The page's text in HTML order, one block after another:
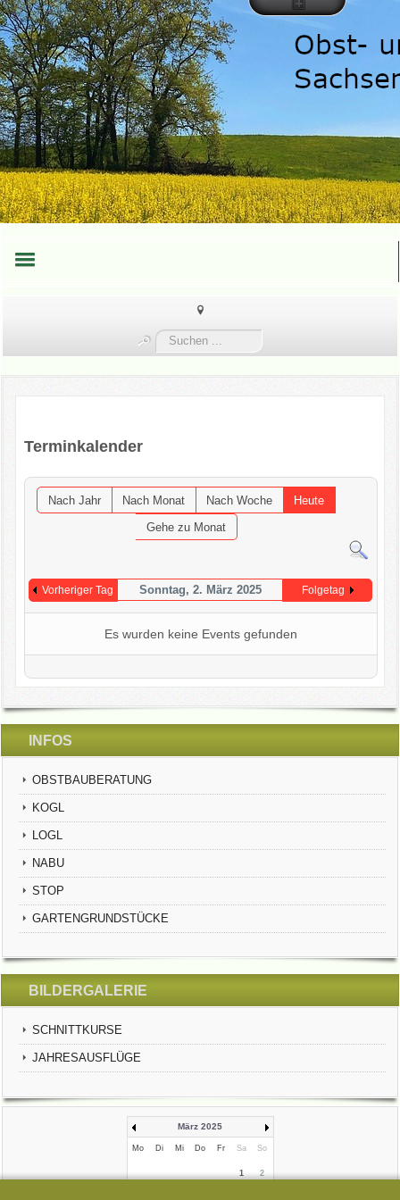
UNSER VEREIN
KONTAKT
Suchen
...
Terminkalender
Nach Jahr Nach Monat Nach Woche
Heute
Gehe zu Monat
Vorheriger Tag Sonntag, 2. März 2025 Folgetag
Es wurden keine Events gefunden
INFOS
OBSTBAUBERATUNG
KOGL
LOGL
NABU
STOP
GARTENGRUNDSTÜCKE
BILDERGALERIE
SCHNITTKURSE
JAHRESAUSFLÜGE
März 2025
Mo Di Mi Do Fr Sa So
1 2